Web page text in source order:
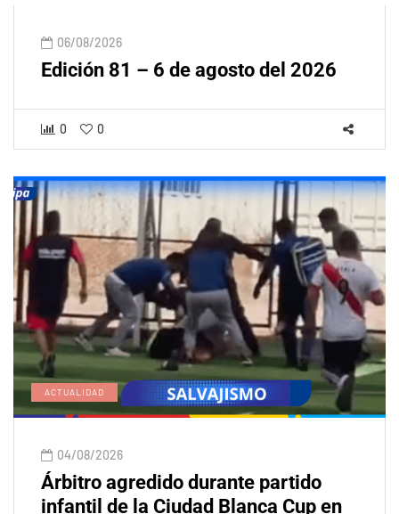
06/08/2026
Edición 81 – 6 de agosto del 2026
0 0
ACTUALIDAD
04/08/2026
Árbitro agredido durante partido
infantil de la Ciudad Blanca Cup en